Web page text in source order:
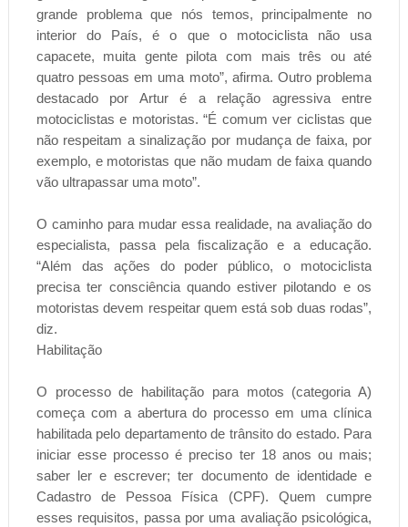
grande problema que nós temos, principalmente no
interior do País, é o que o motociclista não usa
capacete, muita gente pilota com mais três ou até
quatro pessoas em uma moto”, afirma. Outro problema
destacado por Artur é a relação agressiva entre
motociclistas e motoristas. “É comum ver ciclistas que
não respeitam a sinalização por mudança de faixa, por
exemplo, e motoristas que não mudam de faixa quando
vão ultrapassar uma moto”.
O caminho para mudar essa realidade, na avaliação do
especialista, passa pela fiscalização e a educação.
“Além das ações do poder público, o motociclista
precisa ter consciência quando estiver pilotando e os
motoristas devem respeitar quem está sob duas rodas”,
diz.
Habilitação
O processo de habilitação para motos (categoria A)
começa com a abertura do processo em uma clínica
habilitada pelo departamento de trânsito do estado. Para
iniciar esse processo é preciso ter 18 anos ou mais;
saber ler e escrever; ter documento de identidade e
Cadastro de Pessoa Física (CPF). Quem cumpre
esses requisitos, passa por uma avaliação psicológica,